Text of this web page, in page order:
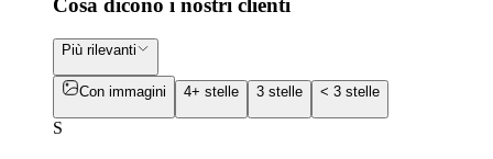
Cosa dicono i nostri clienti
Più rilevanti
Con immagini 4+ stelle 3 stelle < 3 stelle
S